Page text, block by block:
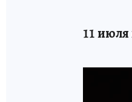
11 июля